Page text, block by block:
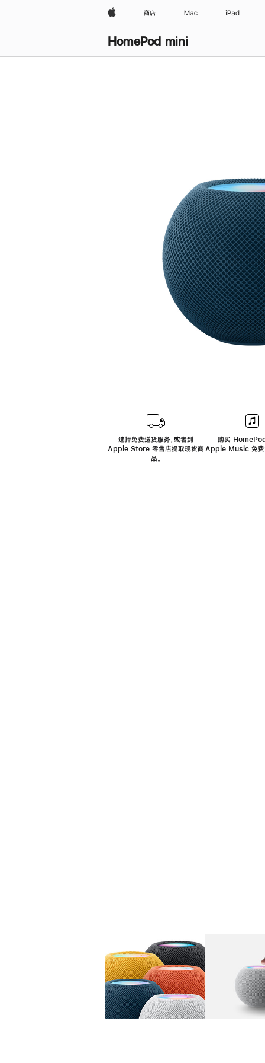
Apple 商店 Mac iPad
HomePod mini
选择免费送货服务，或者到
Apple Store 零售店提取现货商
品。
购买
Apple Music 免费
图库 图像 1